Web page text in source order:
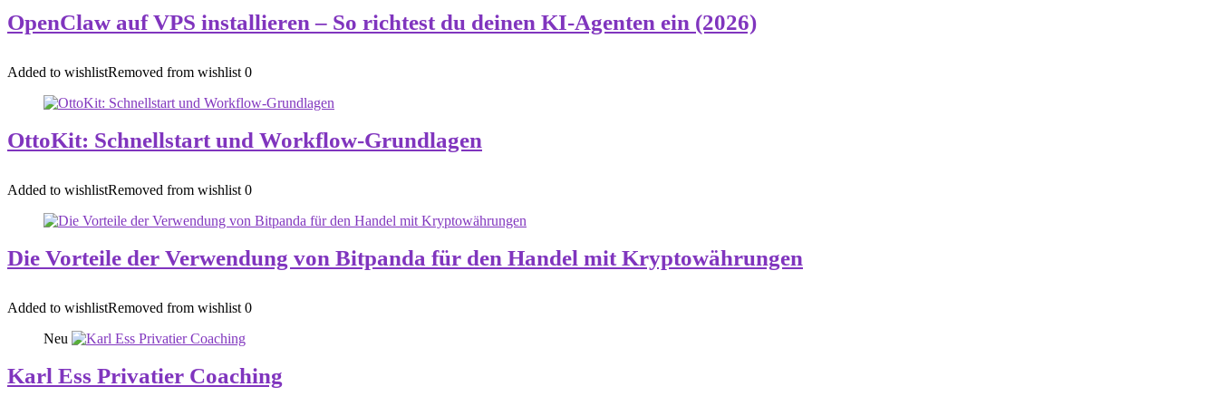
OpenClaw auf VPS installieren – So richtest du deinen KI-Agenten ein (2026)
Added to wishlistRemoved from wishlist 0
OttoKit: Schnellstart und Workflow‑Grundlagen
Added to wishlistRemoved from wishlist 0
Die Vorteile der Verwendung von Bitpanda für den Handel mit Kryptowährungen
Added to wishlistRemoved from wishlist 0
Neu
Karl Ess Privatier Coaching